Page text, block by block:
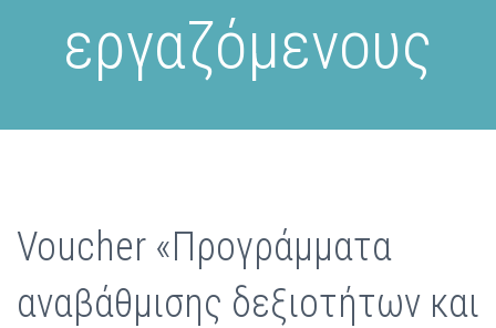
εργαζόμενους
Voucher «Προγράμματα
αναβάθμισης δεξιοτήτων και